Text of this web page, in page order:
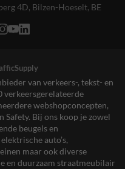
4D, Bilzen-Hoeselt, BE
van verkeers-, tekst- en
verkeersgerelateerde
webshopconcepten,
Safety. Bij ons koop je zowel
beugels en
auto’s,
maar ook diverse
en duurzaam straatmeubilair